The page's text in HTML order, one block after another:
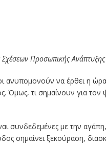
Προσωπικής
ανυπομονούν να έρθει η
Όμως, τι σημαίνουν για τον
συνδεδεμένες με την
σημαίνει ξεκούραση,